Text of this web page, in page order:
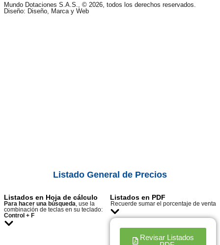
Mundo Dotaciones S.A.S., © 2026, todos los derechos reservados.
Diseño: Diseño, Marca y Web
Listado General de Precios
Listados en Hoja de cálculo
Para hacer una búsqueda, use la
combinación de teclas en su teclado:
Control + F
Listados en PDF
Recuerde sumar el porcentaje de venta
Revisar Listados